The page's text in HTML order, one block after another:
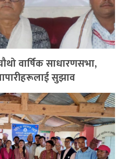
वार्षिक साधारणसभा,
सुझाव